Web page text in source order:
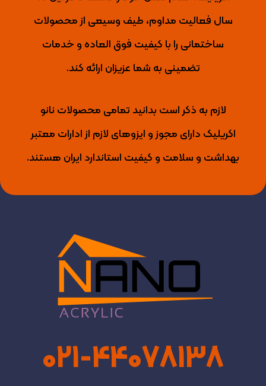
سال فعالیت مداوم، طیف وسیعی از محصولات
ساختمانی را با کیفیت فوق العاده و خدمات
تضمینی به شما عزیزان ارائه کند.
لازم به ذکر است بدانید تمامی محصولات نانو
اکریلیک دارای مجوز و ایزوهای لازم از ادارات معتبر
بهداشت و سلامت و کیفیت استاندارد ایران هستند.
021-44078138